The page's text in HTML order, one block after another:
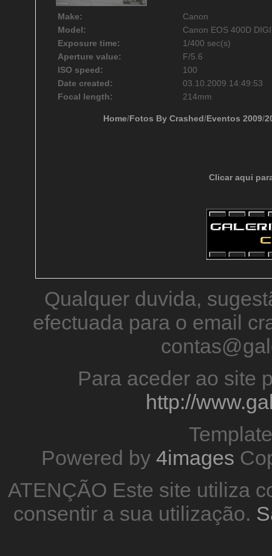
Make:
Canon
Model:
Canon EOS 400D
Exposure time:
1/400 sec(s)
Aperture value:
F/5.6
ISO speed:
100
Date created:
03.10.2009 14:49:53
Focal length:
214mm
Home/Fotos By Crashed/Eventos 2009/
Clicar aqui
Qualquer duvida,
efectuada para o email
Para aceder ao site
http://
Powered by 4images
ATENÇÃO Este site utiliza
consentir a sua utilização.